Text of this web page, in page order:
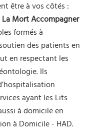
être à vos côtés :
La Mort Accompagner
formés à
des patients en
en respectant les
Ils
ayant les Lits
à domicile en
à Domicile - HAD.